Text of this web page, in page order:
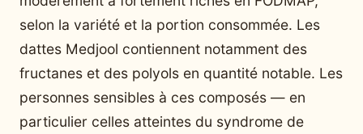
selon la variété et la portion consommée. Les
dattes Medjool contiennent notamment des
fructanes et des polyols en quantité notable. Les
personnes sensibles à ces composés — en
particulier celles atteintes du syndrome de